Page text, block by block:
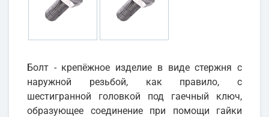
Болт - крепёжное изделие в виде стержня с
наружной резьбой, как правило, с
шестигранной головкой под гаечный ключ,
образующее соединение при помощи гайки